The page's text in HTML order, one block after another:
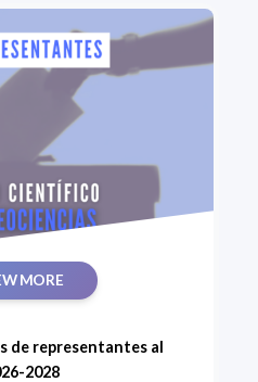
MORE
de representantes al
2028